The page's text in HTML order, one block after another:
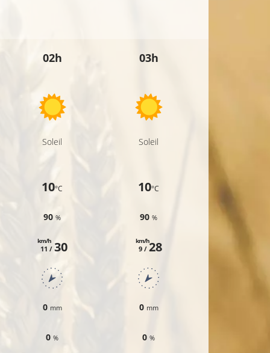
02h
Soleil
10°C
90%
11 /
km/h 30
0 mm
0%
03h
Soleil
10°C
90%
9 /
km/h28
0 mm
0%